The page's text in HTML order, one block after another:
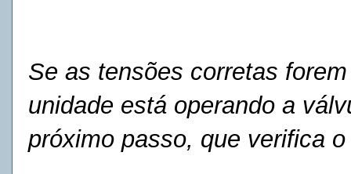
Se as tensões corretas
unidade está operando a
próximo passo, que verifica